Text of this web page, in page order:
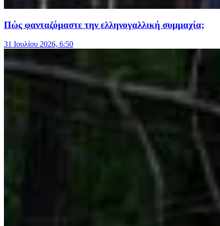
Πώς φανταζόμαστε την ελληνογαλλική συμμαχία;
31 Ιουλίου 2026, 6:50